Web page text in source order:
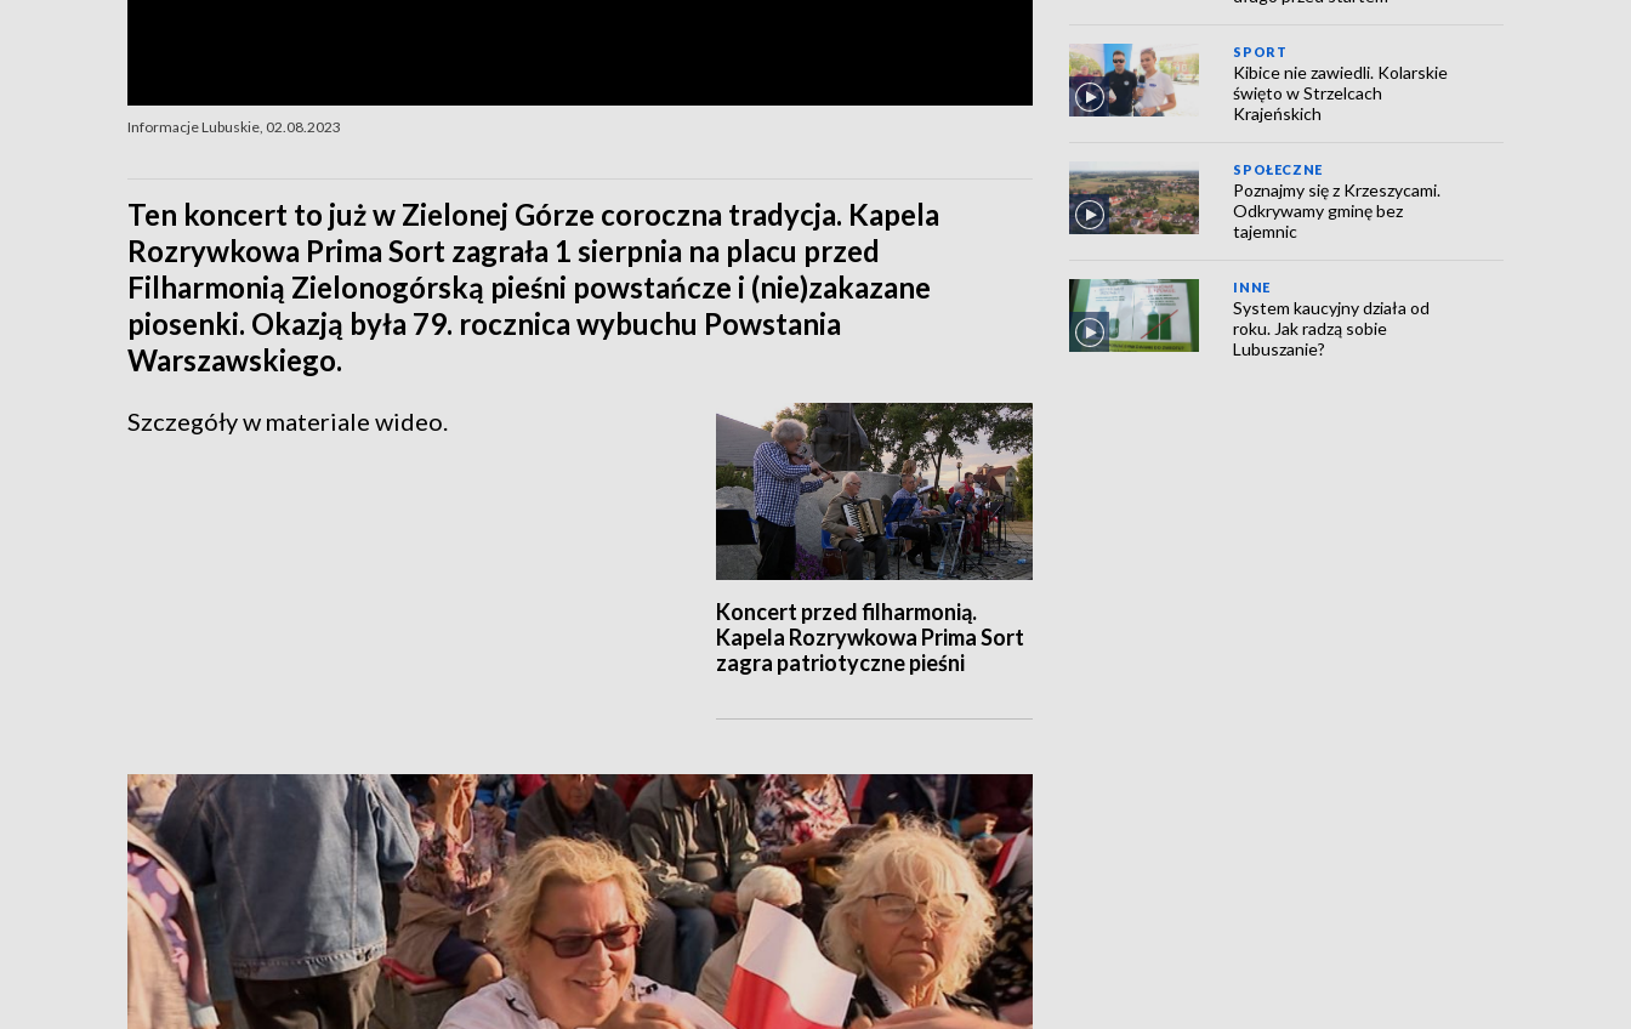
Informacje Lubuskie, 02.08.2023
Ten koncert to już w Zielonej Górze coroczna tradycja. Kapela
Rozrywkowa Prima Sort zagrała 1 sierpnia na placu przed
Filharmonią Zielonogórską pieśni powstańcze i (nie)zakazane
piosenki. Okazją była 79. rocznica wybuchu Powstania
Warszawskiego.
Koncert przed filharmonią.
Kapela Rozrywkowa Prima Sort
zagra patriotyczne pieśni
Szczegóły w materiale wideo.
SPORT
Kibice nie zawiedli. Kolarskie
święto w Strzelcach
Krajeńskich
SPOŁECZNE
Poznajmy się z Krzeszycami.
Odkrywamy gminę bez
tajemnic
INNE
System kaucyjny działa od
roku. Jak radzą sobie
Lubuszanie?